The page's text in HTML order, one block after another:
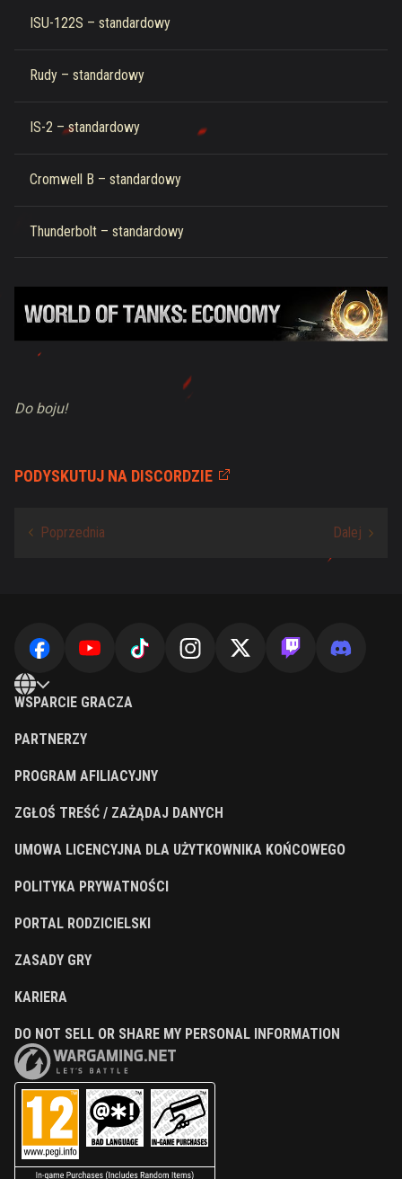
ISU-122S – standardowy
Rudy – standardowy
IS-2 – standardowy
Cromwell B – standardowy
Thunderbolt – standardowy
Do boju!
PODYSKUTUJ NA DISCORDZIE
WSPARCIE GRACZA
PARTNERZY
PROGRAM AFILIACYJNY
ZGŁOŚ TREŚĆ / ZAŻĄDAJ DANYCH
UMOWA LICENCYJNA DLA UŻYTKOWNIKA KOŃCOWEGO
POLITYKA PRYWATNOŚCI
PORTAL RODZICIELSKI
ZASADY GRY
KARIERA
DO NOT SELL OR SHARE MY PERSONAL INFORMATION